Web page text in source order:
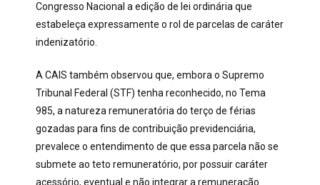
Congresso Nacional a edição de lei ordinária que
estabeleça expressamente o rol de parcelas de caráter
indenizatório.
A CAIS também observou que, embora o Supremo
Tribunal Federal (STF) tenha reconhecido, no Tema
985, a natureza remuneratória do terço de férias
gozadas para fins de contribuição previdenciária,
prevalece o entendimento de que essa parcela não se
submete ao teto remuneratório, por possuir caráter
acessório, eventual e não integrar a remuneração